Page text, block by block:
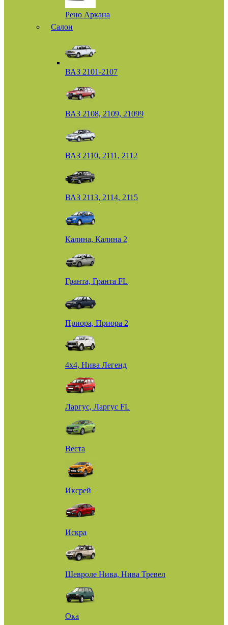
Рено Аркана
Салон
ВАЗ 2101-2107
ВАЗ 2108, 2109, 21099
ВАЗ 2110, 2111, 2112
ВАЗ 2113, 2114, 2115
Калина, Калина 2
Гранта, Гранта FL
Приора, Приора 2
4х4, Нива Легенд
Ларгус, Ларгус FL
Веста
Иксрей
Искра
Шевроле Нива, Нива Тревел
Ока